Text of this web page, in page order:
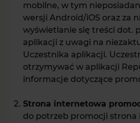
mobilne, w tym
wersji Android/iOS oraz za
wyświetlanie się treści dot.
aplikacji z uwagi na
Uczestnika aplikacji.
otrzymywać w aplikacji
informacje dotyczące
Strona internetowa
do potrzeb promocji